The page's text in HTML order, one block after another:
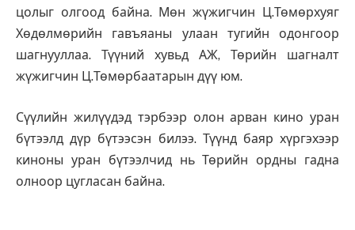
цолыг олгоод байна. Мөн жүжигчин Ц.Төмөрхуяг
Хөдөлмөрийн гавъяаны улаан тугийн одонгоор
шагнууллаа. Түүний хувьд АЖ, Төрийн шагналт
жүжигчин Ц.Төмөрбаатарын дүү юм.
Сүүлийн жилүүдэд тэрбээр олон арван кино уран
бүтээлд дүр бүтээсэн билээ. Түүнд баяр хүргэхээр
киноны уран бүтээлчид нь Төрийн ордны гадна
олноор цугласан байна.